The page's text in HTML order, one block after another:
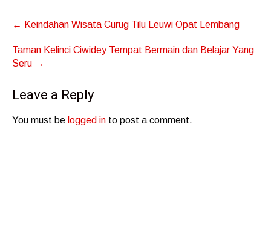
Post
navigation
← Keindahan Wisata Curug Tilu Leuwi Opat Lembang
Taman Kelinci Ciwidey Tempat Bermain dan Belajar Yang
Seru →
Leave a Reply
You must be logged in to post a comment.